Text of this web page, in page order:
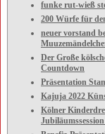
funke rut-wieß
200 Würfe für
neuer vorstand
Der Große
Countdown
Präsentation
Kajuja 2022
Kölner